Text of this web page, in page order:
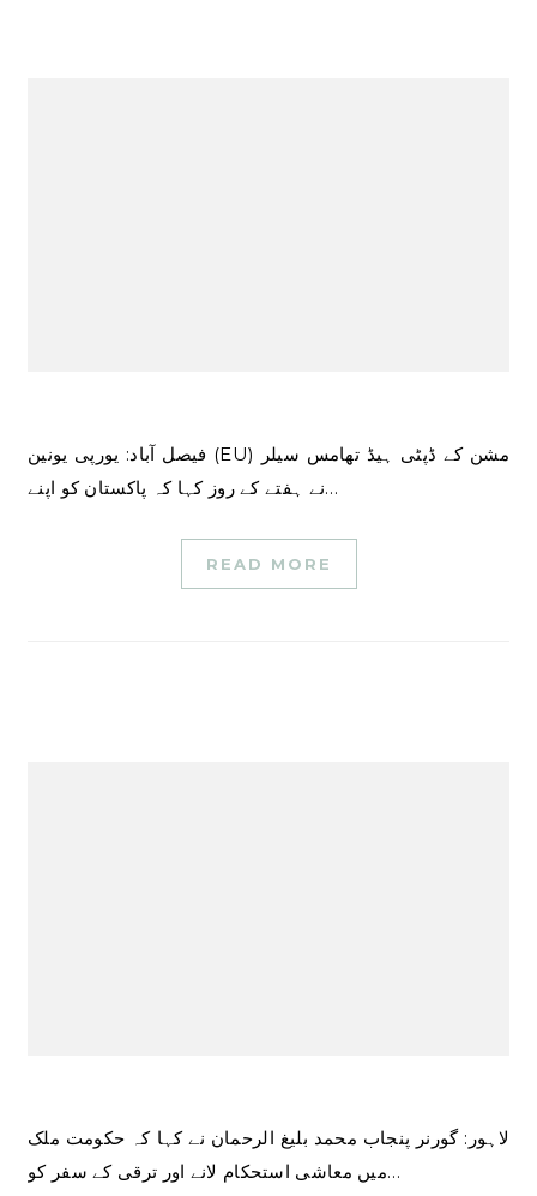
فیصل آباد: یورپی یونین (EU) مشن کے ڈپٹی ہیڈ تھامس سیلر
نے ہفتے کے روز کہا کہ پاکستان کو اپنے…
READ MORE
لاہور: گورنر پنجاب محمد بلیغ الرحمان نے کہا کہ حکومت ملک
میں معاشی استحکام لانے اور ترقی کے سفر کو…